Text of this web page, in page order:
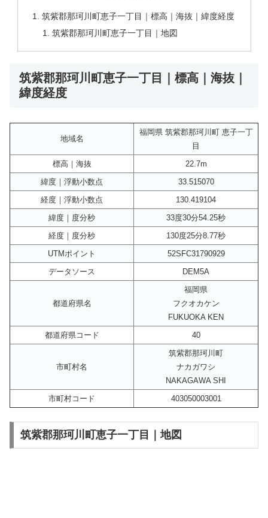
筑紫郡那珂川町恵子一丁目｜標高｜海抜｜緯度経度
筑紫郡那珂川町恵子一丁目｜地図
筑紫郡那珂川町恵子一丁目｜標高｜海抜｜
緯度経度
地域名
福岡県 筑紫郡那珂川町 恵子一丁
目
標高｜海抜
22.7m
緯度｜浮動小数点
33.515070
経度｜浮動小数点
130.419104
緯度｜度分秒
33度30分54.25秒
経度｜度分秒
130度25分8.77秒
UTMポイント
52SFC31790929
データソース
DEM5A
都道府県名
福岡県
フクオカケン
FUKUOKA KEN
都道府県コード
40
市町村名
筑紫郡那珂川町
ナカガワシ
NAKAGAWA SHI
市町村コード
403050003001
筑紫郡那珂川町恵子一丁目｜地図